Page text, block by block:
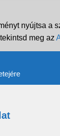
nyújtsa a
meg az